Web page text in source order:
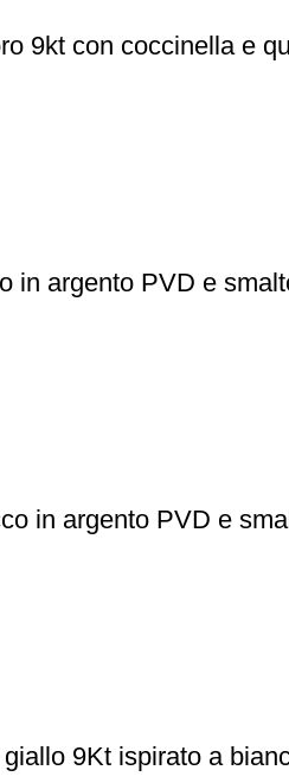
9kt con coccinella e
in argento PVD e
in argento PVD e
9Kt ispirato a